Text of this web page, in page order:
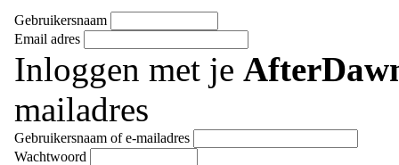
Gebruikersnaam
Email adres
Inloggen met je
mailadres
Gebruikersnaam of e-mailadres
Wachtwoord